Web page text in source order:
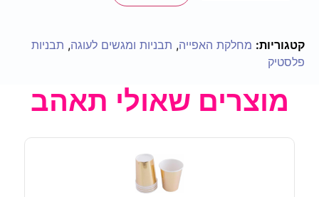
קטגוריות: מחלקת האפייה, תבניות ומגשים לעוגה, תבניות
פלסטיק
מוצרים שאולי תאהב